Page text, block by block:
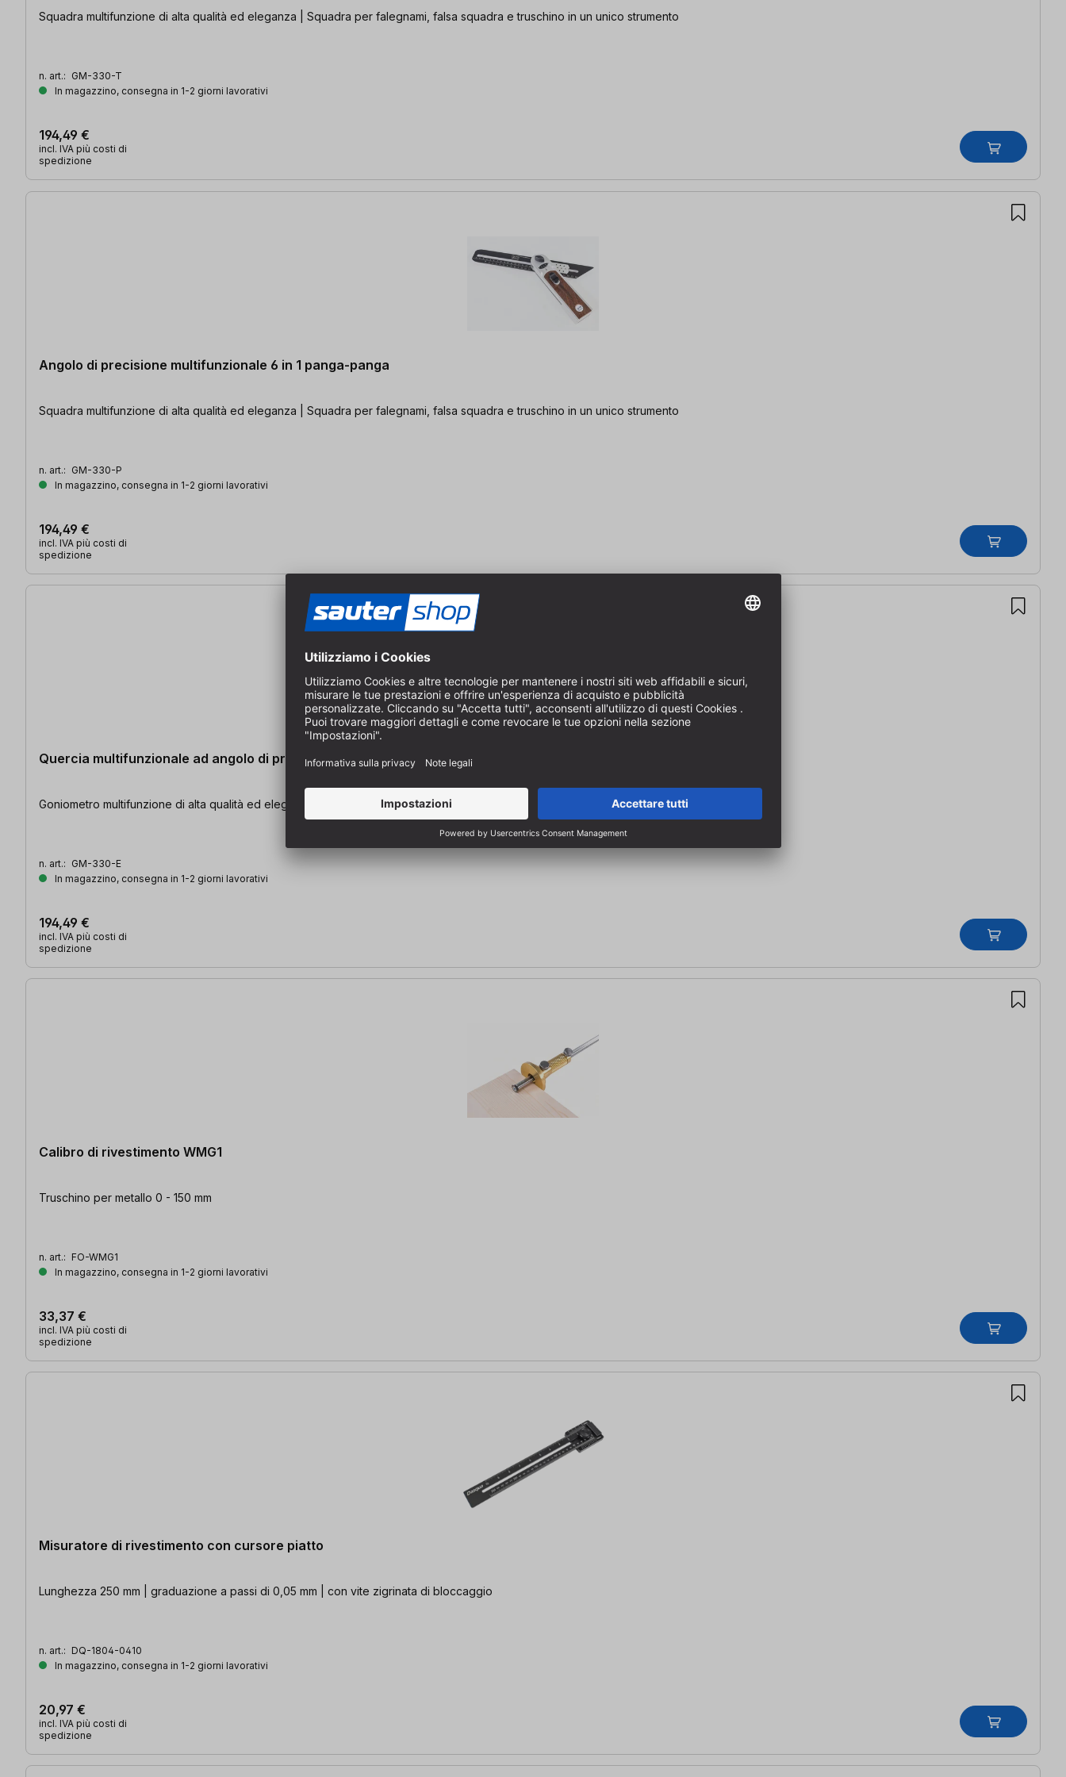
Squadra multifunzione di alta qualità ed eleganza | Squadra per falegnami, falsa squadra e truschino in un unico strumento
n. art.: GM-330-T
In magazzino, consegna in 1-2 giorni lavorativi
194,49 €
incl. IVA più costi di
spedizione
Angolo di precisione multifunzionale 6 in 1 panga-panga
Squadra multifunzione di alta qualità ed eleganza | Squadra per falegnami, falsa squadra e truschino in un unico strumento
n. art.: GM-330-P
In magazzino, consegna in 1-2 giorni lavorativi
194,49 €
incl. IVA più costi di
spedizione
Quercia multifunzionale ad angolo di precisione 6 in 1
Goniometro multifunzione di alta qualità ed eleganza Squadra da falegname, falsa squadra e truschino in un unico strumento
n. art.: GM-330-E
In magazzino, consegna in 1-2 giorni lavorativi
194,49 €
incl. IVA più costi di
spedizione
Calibro di rivestimento WMG1
Truschino per metallo 0 - 150 mm
n. art.: FO-WMG1
In magazzino, consegna in 1-2 giorni lavorativi
33,37 €
incl. IVA più costi di
spedizione
Misuratore di rivestimento con cursore piatto
Lunghezza 250 mm | graduazione a passi di 0,05 mm | con vite zigrinata di bloccaggio
n. art.: DQ-1804-0410
In magazzino, consegna in 1-2 giorni lavorativi
20,97 €
incl. IVA più costi di
spedizione